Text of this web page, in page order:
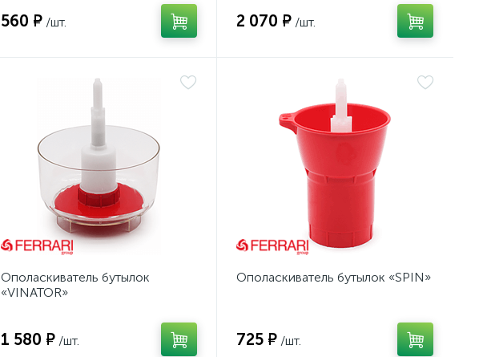
560 ₽ /шт. 2 070 ₽ /шт.
Ополаскиватель бутылок
«VINATOR»
1 580 ₽ /шт.
Ополаскиватель бутылок «SPIN»
725 ₽ /шт.